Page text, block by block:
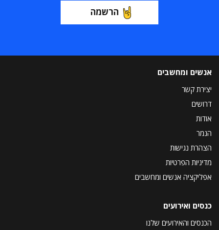
הרשמה
אנשים ומחשבים
יצירת קשר
דרושים
אודות
הנמר
הצהרת נגישות
מדיניות הפרטיות
אפליקציה אנשים ומחשבים
כנסים ואירועים
הכנסים והאירועים שלנו